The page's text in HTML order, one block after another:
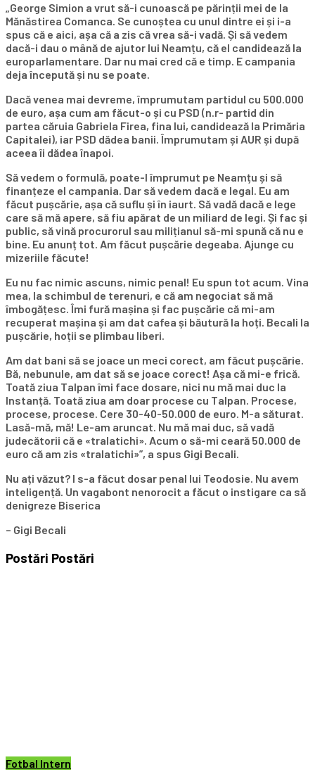
„George Simion a vrut să-i cunoască pe părinții mei de la
Mănăstirea Comanca. Se cunoștea cu unul dintre ei și i-a
spus că e aici, așa că a zis că vrea să-i vadă. Și să vedem
dacă-i dau o mână de ajutor lui Neamțu, că el candidează la
europarlamentare. Dar nu mai cred că e timp. E campania
deja începută și nu se poate.
Dacă venea mai devreme, împrumutam partidul cu 500.000
de euro, așa cum am făcut-o și cu PSD (n.r- partid din
partea căruia Gabriela Firea, fina lui, candidează la Primăria
Capitalei), iar PSD dădea banii. Împrumutam și AUR și după
aceea îi dădea înapoi.
Să vedem o formulă, poate-l împrumut pe Neamțu și să
finanțeze el campania. Dar să vedem dacă e legal. Eu am
făcut pușcărie, așa că suflu și în iaurt. Să vadă dacă e lege
care să mă apere, să fiu apărat de un miliard de legi. Și fac și
public, să vină procurorul sau milițianul să-mi spună că nu e
bine. Eu anunț tot. Am făcut pușcărie degeaba. Ajunge cu
mizeriile făcute!
Eu nu fac nimic ascuns, nimic penal! Eu spun tot acum. Vina
mea, la schimbul de terenuri, e că am negociat să mă
îmbogățesc. Îmi fură mașina și fac pușcărie că mi-am
recuperat mașina și am dat cafea și băutură la hoți. Becali la
pușcărie, hoții se plimbau liberi.
Am dat bani să se joace un meci corect, am făcut pușcărie.
Bă, nebunule, am dat să se joace corect! Așa că mi-e frică.
Toată ziua Talpan îmi face dosare, nici nu mă mai duc la
Instanță. Toată ziua am doar procese cu Talpan. Procese,
procese, procese. Cere 30-40-50.000 de euro. M-a săturat.
Lasă-mă, mă! Le-am aruncat. Nu mă mai duc, să vadă
judecătorii că e «tralatichi». Acum o să-mi ceară 50.000 de
euro că am zis «tralatichi»”, a spus Gigi Becali.
Nu ați văzut? I s-a făcut dosar penal lui Teodosie. Nu avem
inteligență. Un vagabont nenorocit a făcut o instigare ca să
denigreze Biserica
– Gigi Becali
Postări Postări
Fotbal Intern